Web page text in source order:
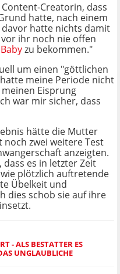
Creatorin, dass
hatte, nach einem
davor hatte nichts damit
ihr noch nie offen
Babyzu bekommen."
um einen "göttlichen
meine Periode nicht
Eisprung
war mir sicher, dass
hätte die Mutter
zwei weitere Test
anzeigten.
es in letzter Zeit
plötzlich auftretende
Übelkeit und
dies schob sie auf ihre
- ALS BESTATTER ES
UNGLAUBLICHE